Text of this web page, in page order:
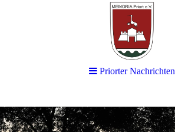
Priorter Nachrichten